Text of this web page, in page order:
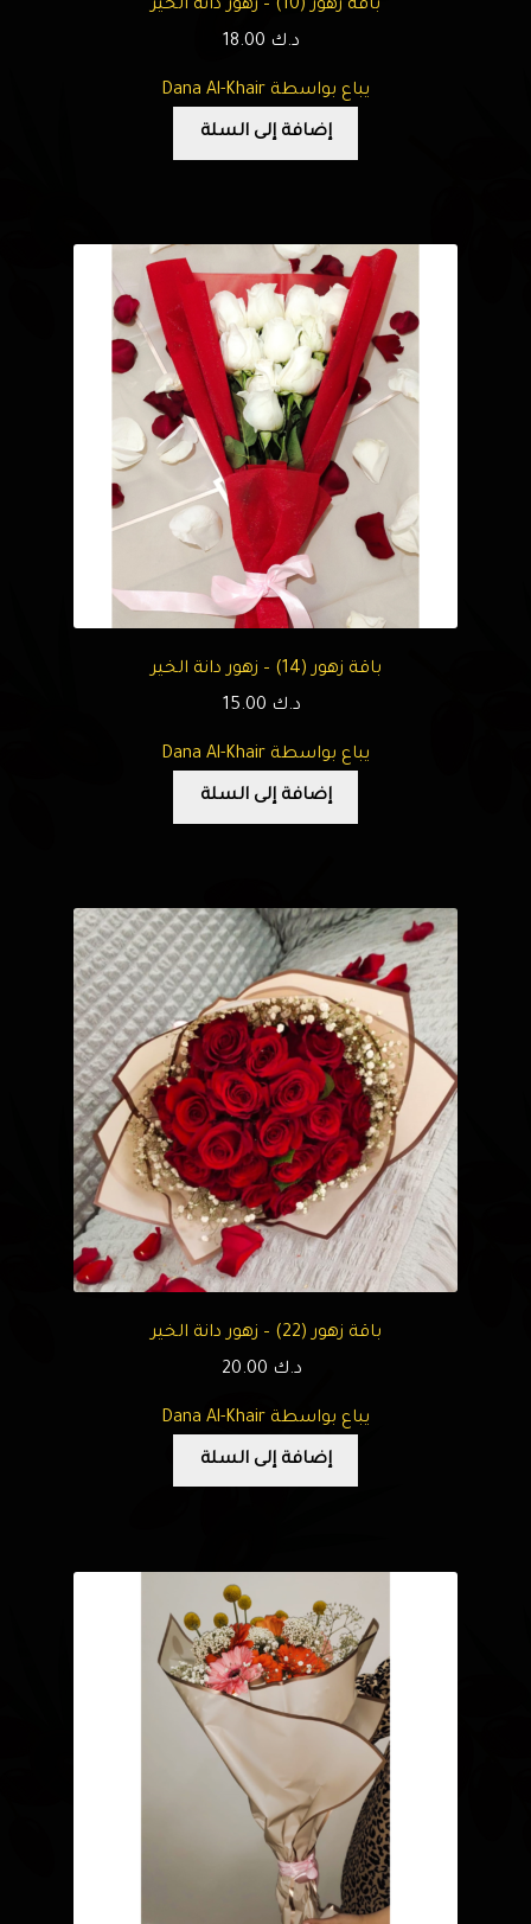
باقة زهور (10) – زهور دانة الخير
د.ك
يباع بواسطة Dana Al-Khair
إضافة إلى السلة
باقة زهور (14) – زهور دانة الخير
د.ك
يباع بواسطة Dana Al-Khair
إضافة إلى السلة
باقة زهور (22) – زهور دانة الخير
د.ك
يباع بواسطة Dana Al-Khair
إضافة إلى السلة